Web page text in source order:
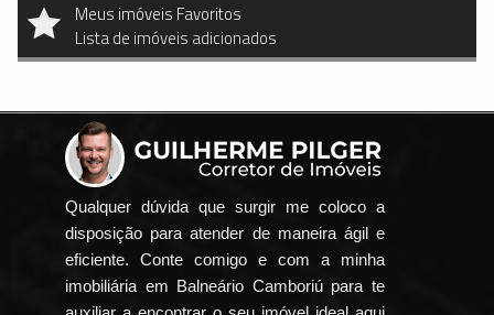
Meus imóveis Favoritos
Lista de imóveis adicionados
Qualquer dúvida que surgir me coloco a
disposição para atender de maneira ágil e
eficiente. Conte comigo e com a minha
imobiliária em Balneário Camboriú para te